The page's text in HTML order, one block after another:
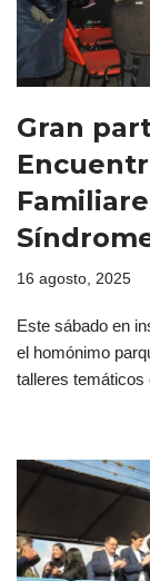
Gran
16 agosto, 2025
Este sábado en
el homónimo
talleres